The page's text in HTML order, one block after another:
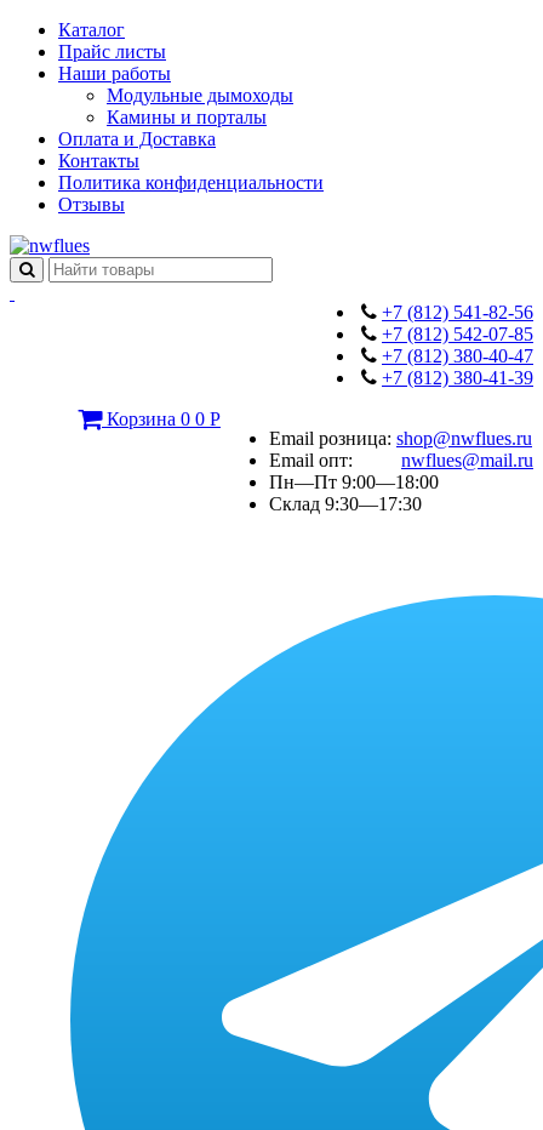
Каталог
Прайс листы
Наши работы
Модульные дымоходы
Камины и порталы
Оплата и Доставка
Контакты
Политика конфиденциальности
Отзывы
+7 (812) 541-82-56
+7 (812) 542-07-85
+7 (812) 380-40-47
+7 (812) 380-41-39
Email розница: shop@nwflues.ru
Email опт: nwflues@mail.ru
Пн—Пт 9:00—18:00
Склад 9:30—17:30
Корзина 0 0 Р